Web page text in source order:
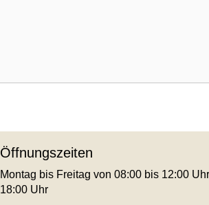
Öffnungszeiten
Montag bis Freitag von 08:00 bis 12:00
18:00 Uhr